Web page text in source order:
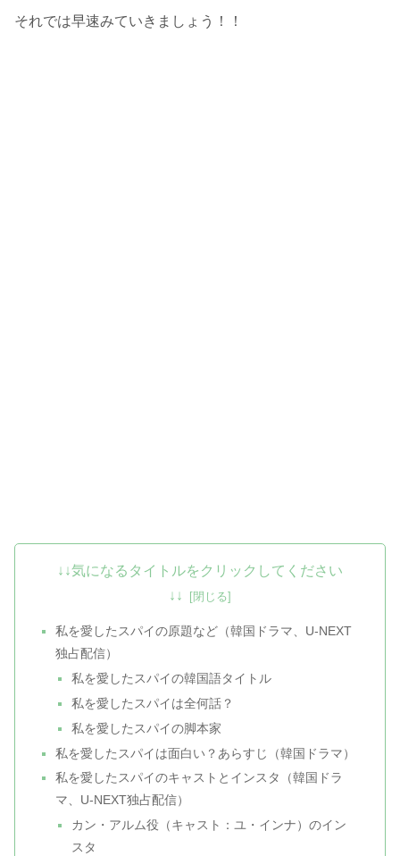
それでは早速みていきましょう！！
↓↓気になるタイトルをクリックしてください
↓↓
私を愛したスパイの原題など（韓国ドラマ、U-NEXT
独占配信）
私を愛したスパイの韓国語タイトル
私を愛したスパイは全何話？
私を愛したスパイの脚本家
私を愛したスパイは面白い？あらすじ（韓国ドラマ）
私を愛したスパイのキャストとインスタ（韓国ドラ
マ、U-NEXT独占配信）
カン・アルム役（キャスト：ユ・インナ）のイン
スタ